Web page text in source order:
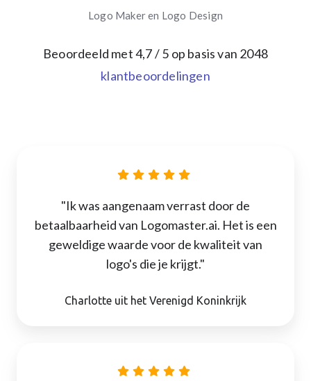
Logo Maker en Logo Design
Beoordeeld met4,7/ 5 op basis van 2048
klantbeoordelingen
"Ik was aangenaam verrast door de
betaalbaarheid van Logomaster.ai. Het is een
geweldige waarde voor de kwaliteit van
logo's die je krijgt."
Charlotte uit het Verenigd Koninkrijk